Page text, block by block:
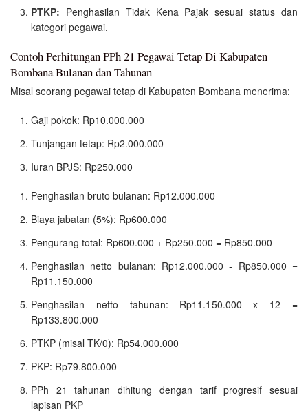
PTKP: Penghasilan Tidak Kena Pajak sesuai status dan
kategori pegawai.
Contoh Perhitungan PPh 21 Pegawai Tetap Di Kabupaten
Bombana Bulanan dan Tahunan
Misal seorang pegawai tetap di Kabupaten Bombana menerima:
Gaji pokok: Rp10.000.000
Tunjangan tetap: Rp2.000.000
Iuran BPJS: Rp250.000
Penghasilan bruto bulanan: Rp12.000.000
Biaya jabatan (5%): Rp600.000
Pengurang total: Rp600.000 + Rp250.000 = Rp850.000
Penghasilan netto bulanan: Rp12.000.000 - Rp850.000 =
Rp11.150.000
Penghasilan netto tahunan: Rp11.150.000 x 12 =
Rp133.800.000
PTKP (misal TK/0): Rp54.000.000
PKP: Rp79.800.000
PPh 21 tahunan dihitung dengan tarif progresif sesuai
lapisan PKP